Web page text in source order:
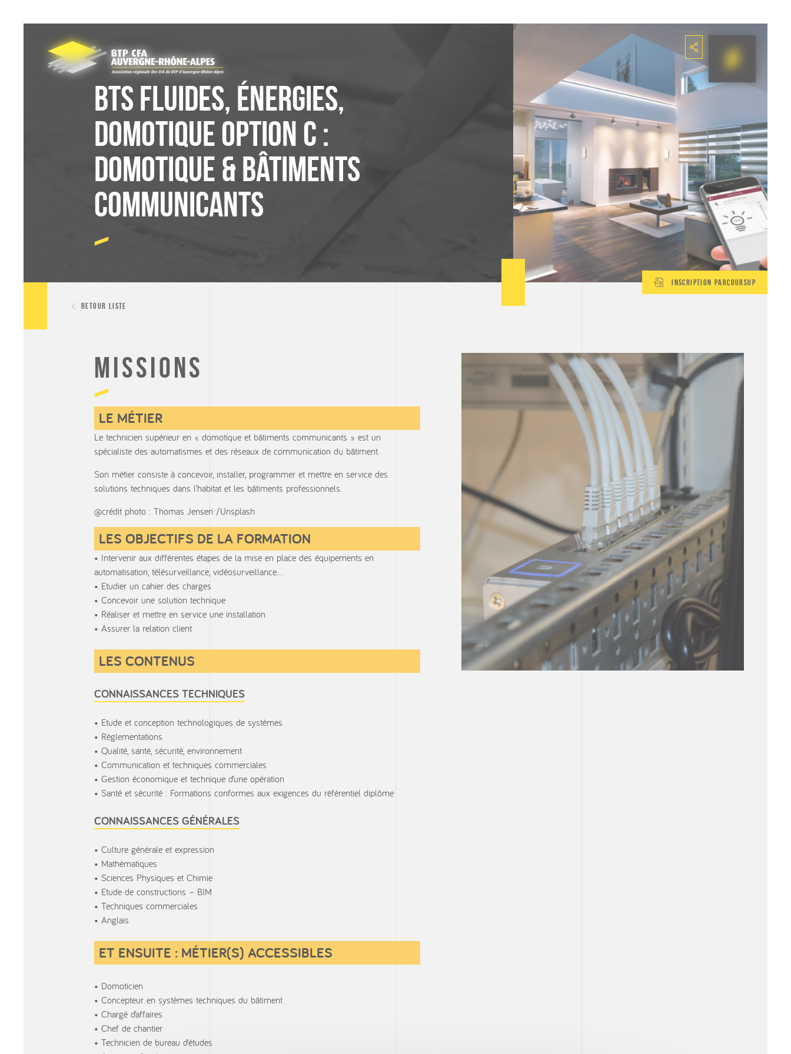
BTS Fluides, Énergies,
Domotique Option C :
domotique & bâtiments
communicants
Inscription Parcoursup
Retour liste
Missions
LE MÉTIER
Le technicien supérieur en « domotique et bâtiments communicants » est un
spécialiste des automatismes et des réseaux de communication du bâtiment.
Son métier consiste à concevoir, installer, programmer et mettre en service des
solutions techniques dans l’habitat et les bâtiments professionnels.
@crédit photo : Thomas Jensen /Unsplash
LES OBJECTIFS DE LA FORMATION
Intervenir aux différentes étapes de la mise en place des équipements en
automatisation, télésurveillance, vidéosurveillance…
Etudier un cahier des charges
Concevoir une solution technique
Réaliser et mettre en service une installation
Assurer la relation client
LES CONTENUS
CONNAISSANCES TECHNIQUES
Etude et conception technologiques de systèmes
Règlementations
Qualité, santé, sécurité, environnement
Communication et techniques commerciales
Gestion économique et technique d’une opération
Santé et sécurité : Formations conformes aux exigences du référentiel diplôme
CONNAISSANCES GÉNÉRALES
Culture générale et expression
Mathématiques
Sciences Physiques et Chimie
Etude de constructions – BIM
Techniques commerciales
Anglais
ET ENSUITE : MÉTIER(S) ACCESSIBLES
Domoticien
Concepteur en systèmes techniques du bâtiment
Chargé d’affaires
Chef de chantier
Technicien de bureau d’études